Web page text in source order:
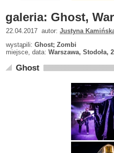
galeria: Ghost,
22.04.2017 autor: Justyna
wystąpili: Ghost; Zombi
miejsce, data: Warszawa, Stodoła,
Ghost